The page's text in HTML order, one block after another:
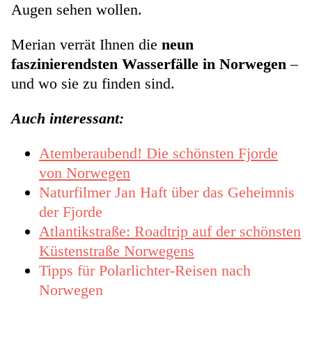
Augen sehen wollen.
Merian verrät Ihnen die neun
faszinierendsten Wasserfälle in Norwegen –
und wo sie zu finden sind.
Auch interessant:
Atemberaubend! Die schönsten Fjorde
von Norwegen
Naturfilmer Jan Haft über das Geheimnis
der Fjorde
Atlantikstraße: Roadtrip auf der schönsten
Küstenstraße Norwegens
Tipps für Polarlichter-Reisen nach
Norwegen